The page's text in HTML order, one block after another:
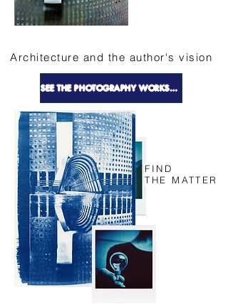
Architecture and the author's vision
SEE THE PHOTOGRAPHY WORKSHOPS
FIND
THE MATTER